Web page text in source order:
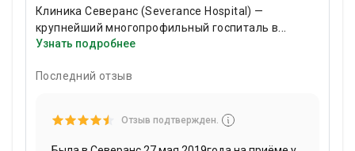
Клиника Северанс (Severance Hospital) —
крупнейший многопрофильный госпиталь в
Южной Корее. Он первым в стране получил
качество лечения —
офтальмология. Достижениями больницы
являются первая в Корее роботизированная
Узнать подробнее
Последний отзыв
Отзыв подтвержден.